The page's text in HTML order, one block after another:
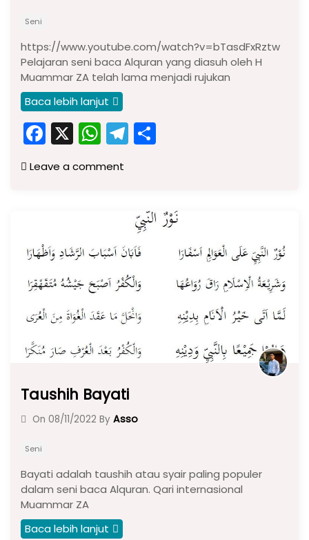
Seni
https://www.youtube.com/watch?v=bTasdFxRztw
Pelajaran seni baca Alquran yang diasuh oleh H
Muammar ZA telah lama menjadi rujukan
Baca lebih lanjut
F
a
c
o
o
k
X W
h
a
p
p
T
el
a
m
Leave a comment
Taushih Bayati
On 08/11/2022 By Asso
Seni
Bayati adalah taushih atau syair paling populer
dalam seni baca Alquran. Qari internasional
Muammar ZA
Baca lebih lanjut